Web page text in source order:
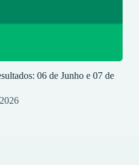
06 de Junho e 07 de